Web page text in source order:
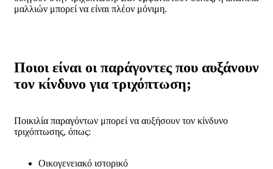
μαλλιών μπορεί να είναι πλέον μόνιμη.
Ποιοι είναι οι παράγοντες που αυξάνουν
τον κίνδυνο για τριχόπτωση;
Ποικιλία παραγόντων μπορεί να αυξήσουν τον κίνδυνο
τριχόπτωσης, όπως:
Οικογενειακό ιστορικό